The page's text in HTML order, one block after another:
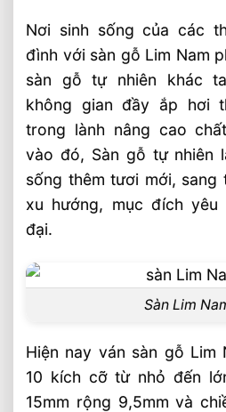
Nơi sinh sống của các
đình với sàn gỗ Lim Nam
sàn gỗ tự nhiên khác
không gian đầy ắp hơi
trong lành nâng cao
vào đó, Sàn gỗ tự nhiên
sống thêm tươi mới,
xu hướng, mục đích yêu
đại.
Sàn Lim
Hiện nay ván sàn gỗ Lim
10 kích cỡ từ nhỏ đến
15mm rộng 9,5mm và